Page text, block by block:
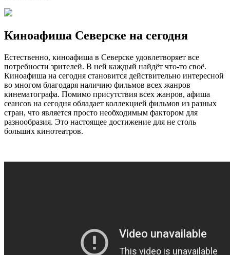
Киноафиша Северске на сегодня
Естественно, киноафиша в Северске удовлетворяет все
потребности зрителей. В ней каждый найдёт что-то своё.
Киноафиша на сегодня становится действительно интересной
во многом благодаря наличию фильмов всех жанров
кинематографа. Помимо присутствия всех жанров, афиша
сеансов на сегодня обладает коллекцией фильмов из разных
стран, что является просто необходимым фактором для
разнообразия. Это настоящее достижение для не столь
больших кинотеатров.